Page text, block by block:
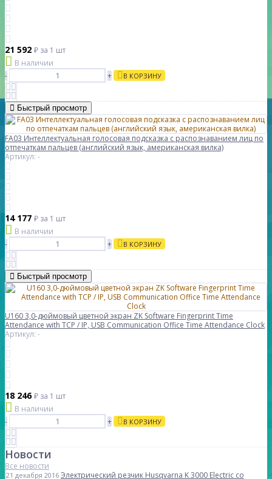
21 592 ₽ за 1 шт
В наличии
-
+ В КОРЗИНУ
Быстрый просмотр
FA03 Интеллектуальная голосовая подсказка с распознаванием лиц по
отпечаткам пальцев (английский язык, американская вилка)
Артикул: -
14 177 ₽ за 1 шт
В наличии
-
+ В КОРЗИНУ
Быстрый просмотр
U160 3,0-дюймовый цветной экран ZK Software Fingerprint Time
Attendance with TCP / IP, USB Communication Office Time Attendance Clock
Артикул: -
18 246₽ за 1 шт
В наличии
-
+ В КОРЗИНУ
Новости
Все новости
21 декабря 2016 Электрический резчик Husqvarna K 3000 Electric со